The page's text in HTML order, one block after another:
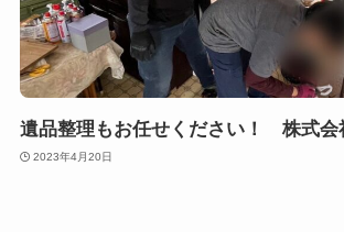
遺品整理もお任せください！ 株式会
2023年4月20日